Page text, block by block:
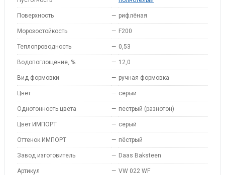
Поверхность — рифлёная
Морозостойкость — F200
Теплопроводность — 0,53
Водопоглощение, % — 12,0
Вид формовки — ручная формовка
Цвет — серый
Однотонность цвета — пестрый (разнотон)
Цвет ИМПОРТ — серый
Оттенок ИМПОРТ — пёстрый
Завод изготовитель — Daas Baksteen
Артикул — VW 022 WF